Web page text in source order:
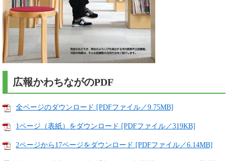
広報かわちながのPDF
全ページのダウンロード [PDFファイル／9.75MB]
1ページ（表紙）をダウンロード [PDFファイル／319KB]
2ページから17ページをダウンロード [PDFファイル／6.14MB]